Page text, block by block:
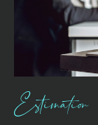
Estimation